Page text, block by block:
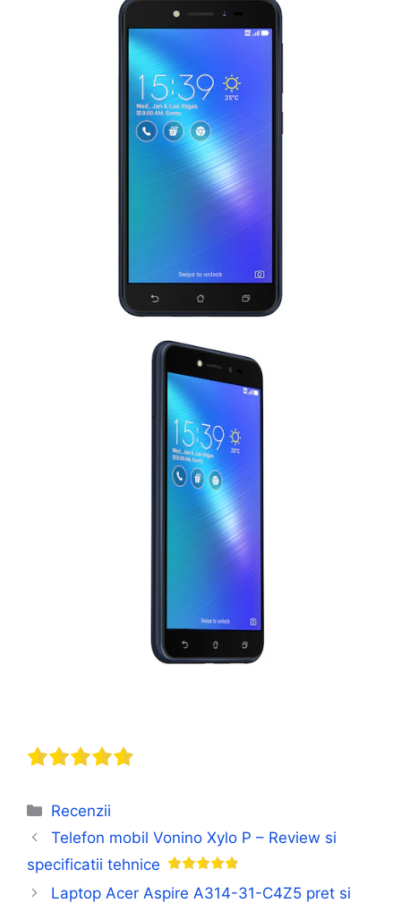
Categorii
Recenzii
Telefon mobil Vonino Xylo P – Review si
specificatii tehnice
Laptop Acer Aspire A314-31-C4Z5 pret si